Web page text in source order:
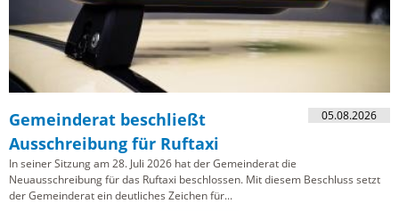
05.08.2026
Gemeinderat beschließt
Ausschreibung für Ruftaxi
In seiner Sitzung am 28. Juli 2026 hat der Gemeinderat die
Neuausschreibung für das Ruftaxi beschlossen. Mit diesem Beschluss setzt
der Gemeinderat ein deutliches Zeichen für...